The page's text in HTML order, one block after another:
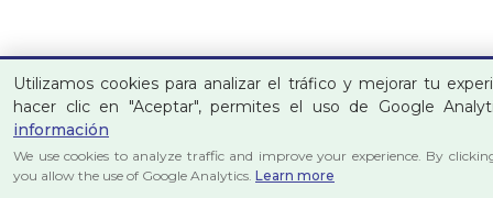
Utilizamos cookies para analizar el tráfico y mejorar tu
hacer clic en "Aceptar", permites el uso de Google
información
We use cookies to analyze traffic and improve your experience. By
you allow the use of Google Analytics. Learn more